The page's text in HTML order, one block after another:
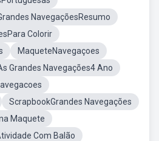
NavegaçõesResumo
Colorir
MaqueteNavegaçoes
Grandes Navegações4 Ano
ScrapbookGrandes Navegações
Maquete
Com Balão